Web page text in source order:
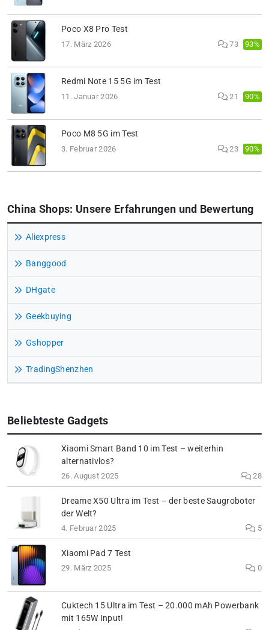
Poco X8 Pro Test
17. März 2026 73 93%
Redmi Note 15 5G im Test
11. Januar 2026 21 90%
Poco M8 5G im Test
3. Februar 2026 23 90%
China Shops: Unsere Erfahrungen und Bewertung
Aliexpress
Banggood
DHgate
Geekbuying
Gshopper
TradingShenzhen
Beliebteste Gadgets
Xiaomi Smart Band 10 im Test – weiterhin
alternativlos?
26. August 2025 28
Dreame X50 Ultra im Test – der beste Saugroboter
der Welt?
4. Februar 2025 5
Xiaomi Pad 7 Test
29. März 2025 0
Cuktech 15 Ultra im Test – 20.000 mAh Powerbank
mit 165W Input!